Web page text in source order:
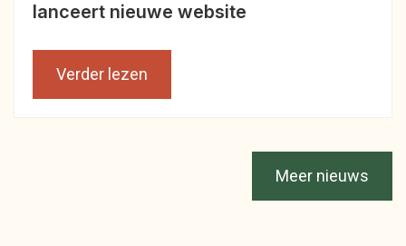
lanceert nieuwe website
Verder lezen
Meer nieuws